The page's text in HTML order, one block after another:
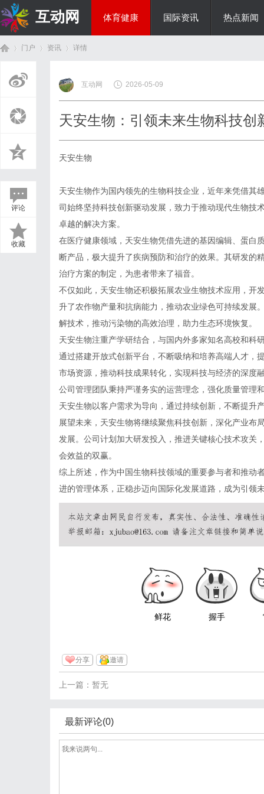
互动网 体育健康 国际资讯 热点新闻
门户 资讯
›
详情
评论
收藏
互动网 2026-05-09
天安生物：引领未来生物科技创
天安生物
天安生物作为国内领先的生物科技企业，近年来凭借其
司始终坚持科技创新驱动发展，致力于推动现代生物技
卓越的解决方案。
在医疗健康领域，天安生物凭借先进的基因编辑、蛋白
断产品，极大提升了疾病预防和治疗的效果。其研发的
治疗方案的制定，为患者带来了福音。
不仅如此，天安生物还积极拓展农业生物技术应用，开
升了农作物产量和抗病能力，推动农业绿色可持续发展
解技术，推动污染物的高效治理，助力生态环境恢复。
天安生物注重产学研结合，与国内外多家知名高校和科
通过搭建开放式创新平台，不断吸纳和培养高端人才，
市场资源，推动科技成果转化，实现科技与经济的深度
公司管理团队秉持严谨务实的运营理念，强化质量管理
天安生物以客户需求为导向，通过持续创新，不断提升
展望未来，天安生物将继续聚焦科技创新，深化产业布
发展。公司计划加大研发投入，推进关键核心技术攻关
会效益的双赢。
综上所述，作为中国生物科技领域的重要参与者和推动
进的管理体系，正稳步迈向国际化发展道路，成为引领
鲜花 握手
分享 邀请
上一篇：暂无
最新评论(0)